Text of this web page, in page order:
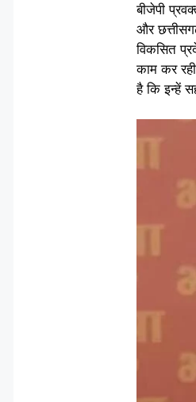
बीजेपी
और
विकसित
काम कर
है कि इन्हें